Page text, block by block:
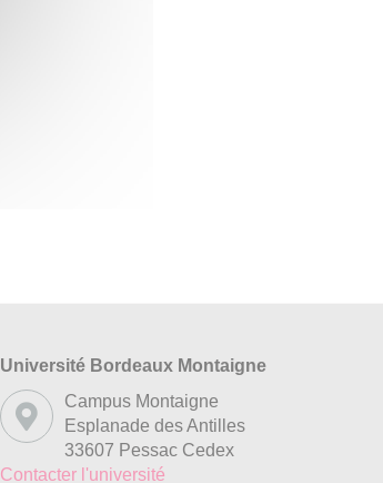
Université Bordeaux Montaigne
Campus Montaigne
Esplanade des Antilles
33607 Pessac Cedex
Contacter l'université